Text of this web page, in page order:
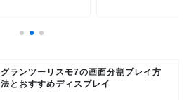
グランツーリスモ7の画面分割プレイ方
法とおすすめディスプレイ